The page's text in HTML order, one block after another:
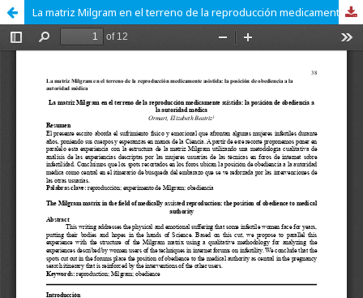
La matriz Milgram en el terreno de la reproducción medicamente asistida: la posición de obediencia a la autoridad médica